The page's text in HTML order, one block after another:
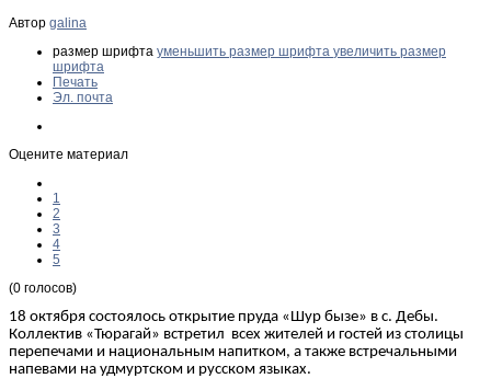
Автор galina
размер шрифта уменьшить размер шрифта увеличить размер
шрифта
Печать
Эл. почта
Оцените материал
1
2
3
4
5
(0 голосов)
18 октября состоялось открытие пруда «Шур бызе» в с. Дебы.
Коллектив «Тюрагай» встретил всех жителей и гостей из столицы
перепечами и национальным напитком, а также встречальными
напевами на удмуртском и русском языках.